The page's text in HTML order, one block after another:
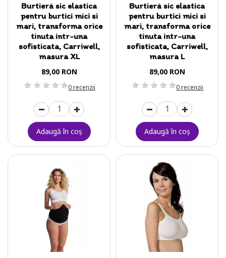
Burtieră sic elastica
pentru burtici mici si
mari, transforma orice
tinuta intr-una
sofisticata, Carriwell,
masura XL
89,00 RON
5 stele
4 stele
3 stele
2 stele
1 stea 0 recenzii
Adaugă în coş
Burtieră sic elastica
pentru burtici mici si
mari, transforma orice
tinuta intr-una
sofisticata, Carriwell,
masura L
89,00 RON
5 stele
4 stele
3 stele
2 stele
1 stea 0 recenzii
Adaugă în coş